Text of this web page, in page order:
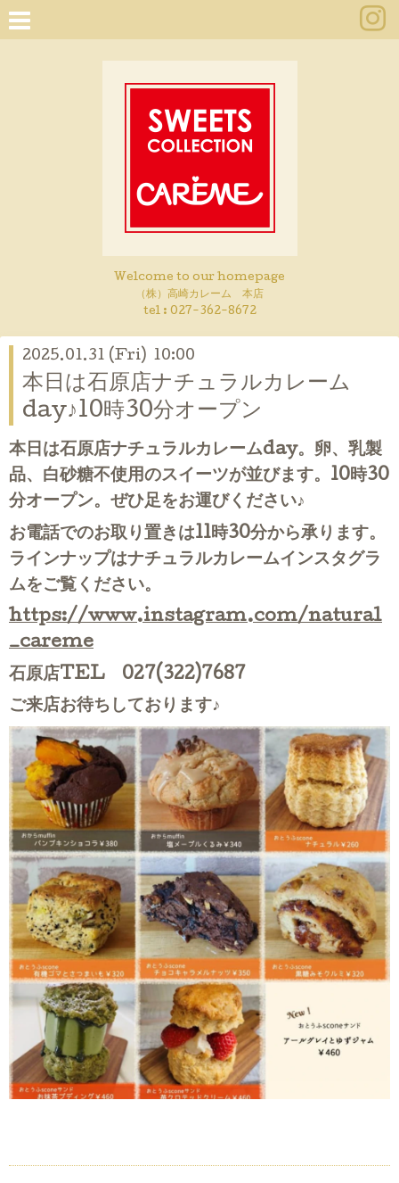
Welcome to our homepage
（株）高崎カレーム 本店
tel : 027-362-8672
2025.01.31 (Fri) 10:00
本日は石原店ナチュラルカレーム
day♪10時30分オープン
本日は石原店ナチュラルカレームday。卵、乳製
品、白砂糖不使用のスイーツが並びます。10時30
分オープン。ぜひ足をお運びください♪
お電話でのお取り置きは11時30分から承ります。
ラインナップはナチュラルカレームインスタグラ
ムをご覧ください。
https://www.instagram.com/natural
_careme
石原店TEL 027(322)7687
ご来店お待ちしております♪